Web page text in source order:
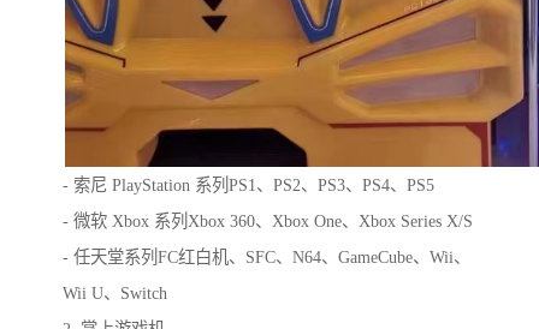
- 索尼 PlayStation 系列PS1、PS2、PS3、PS4、PS5
- 微软 Xbox 系列Xbox 360、Xbox One、Xbox Series X/S
- 任天堂系列FC红白机、SFC、N64、GameCube、Wii、
Wii U、Switch